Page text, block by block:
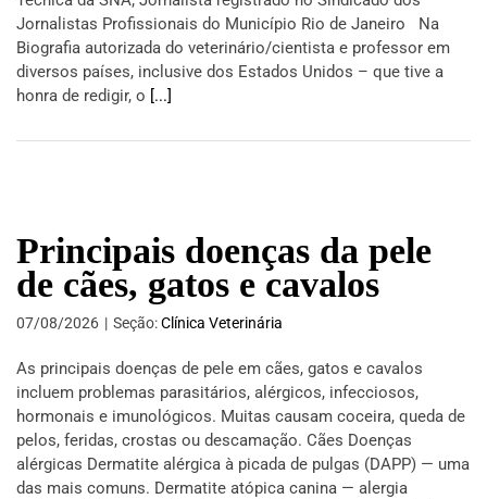
Jornalistas Profissionais do Município Rio de Janeiro Na
Biografia autorizada do veterinário/cientista e professor em
diversos países, inclusive dos Estados Unidos – que tive a
honra de redigir, o [...]
Principais doenças da pele
de cães, gatos e cavalos
07/08/2026 | Seção:Clínica Veterinária
As principais doenças de pele em cães, gatos e cavalos
incluem problemas parasitários, alérgicos, infecciosos,
hormonais e imunológicos. Muitas causam coceira, queda de
pelos, feridas, crostas ou descamação. Cães Doenças
alérgicas Dermatite alérgica à picada de pulgas (DAPP) — uma
das mais comuns. Dermatite atópica canina — alergia